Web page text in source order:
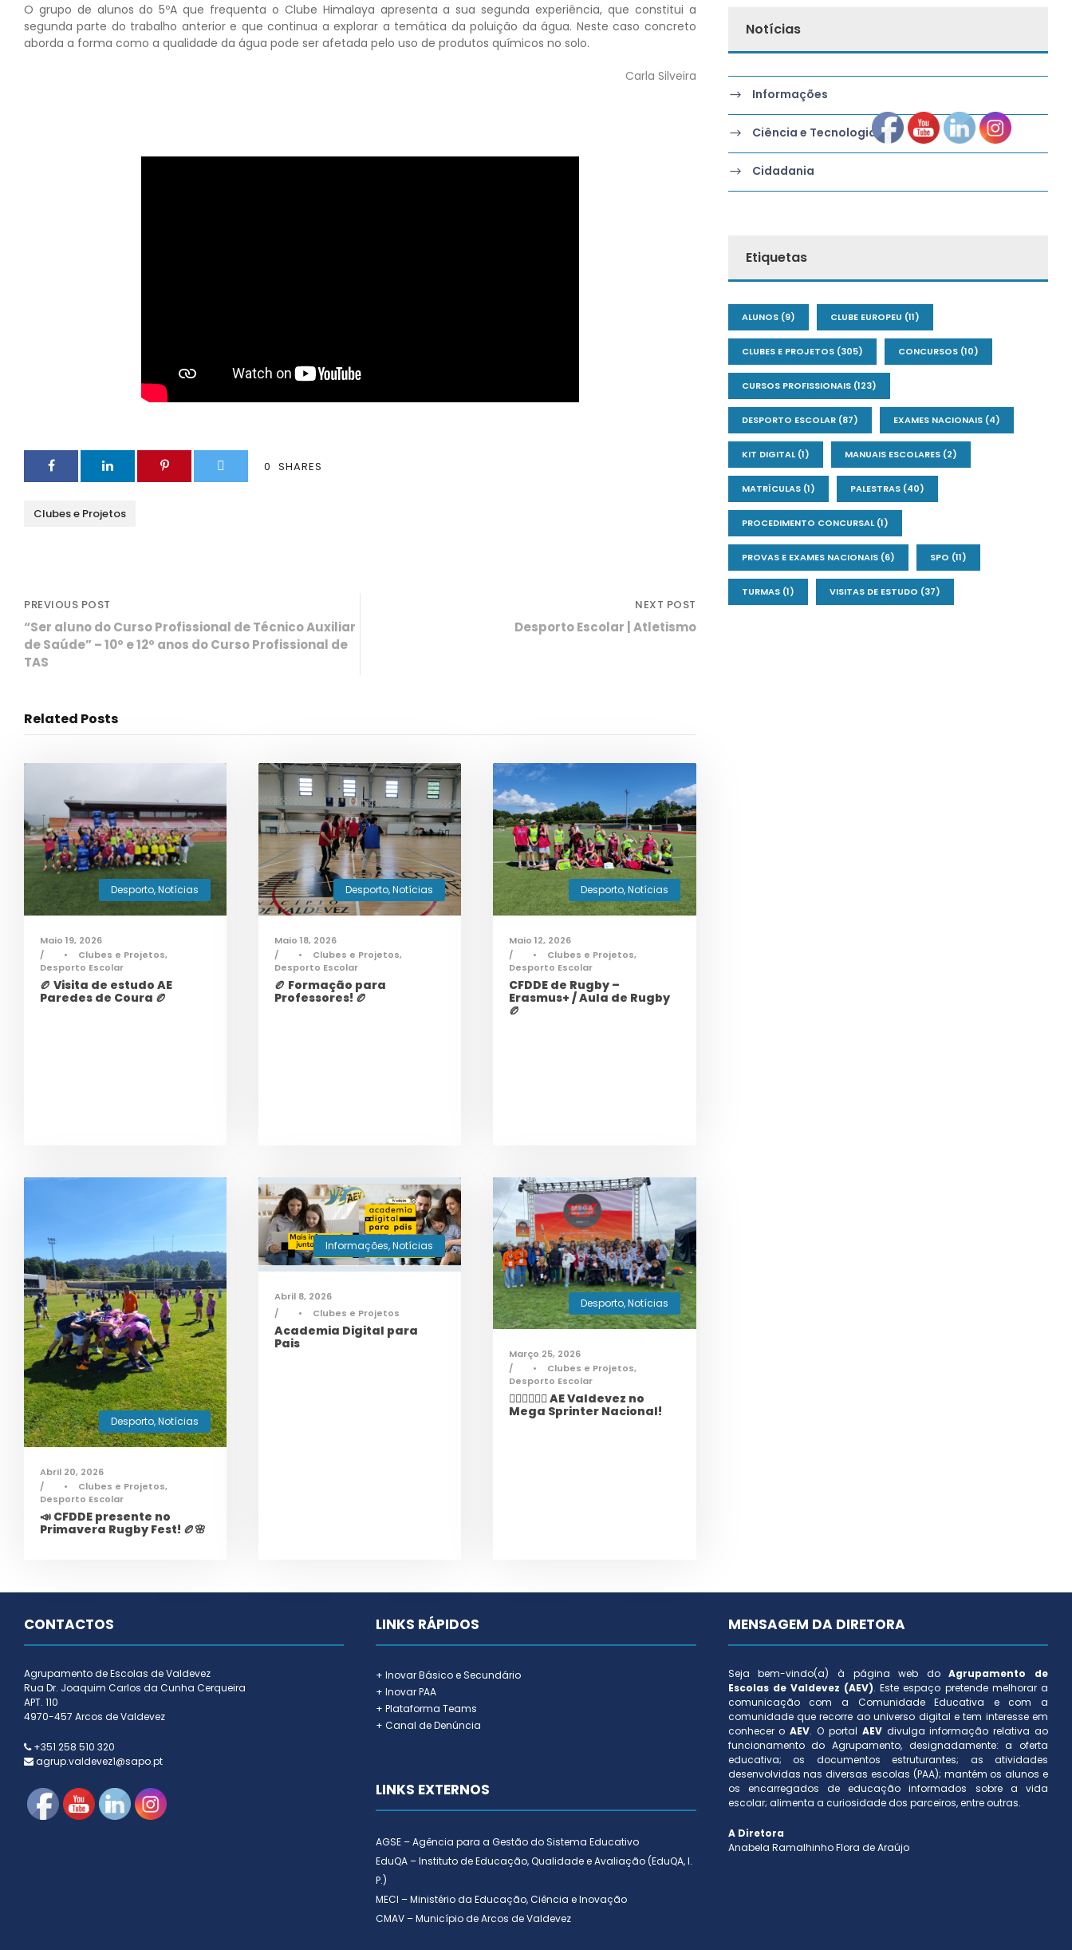
O grupo de alunos do 5ºA que frequenta o Clube Himalaya apresenta a sua segunda experiência, que constitui a
segunda parte do trabalho anterior e que continua a explorar a temática da poluição da água. Neste caso concreto
aborda a forma como a qualidade da água pode ser afetada pelo uso de produtos químicos no solo.
Carla Silveira
0 SHARES
Clubes e Projetos
PREVIOUS POST
“Ser aluno do Curso Profissional de Técnico Auxiliar
de Saúde” – 10º e 12º anos do Curso Profissional de
TAS
NEXT POST
Desporto Escolar | Atletismo
Related Posts
Desporto,Notícias
Maio 19, 2026
•
Clubes e Projetos,
Desporto Escolar
🏉 Visita de estudo AE
Paredes de Coura 🏉
Desporto, Notícias
Maio 18, 2026
•
Clubes e Projetos,
Desporto Escolar
🏉 Formação para
Professores! 🏉
Desporto,Notícias
Maio 12, 2026
•
Clubes e Projetos,
Desporto Escolar
CFDDE de Rugby –
Erasmus+ / Aula de Rugby
🏉
Desporto,Notícias
Abril 20, 2026
•
Clubes e Projetos,
Desporto Escolar
📣 CFDDE presente no
Primavera Rugby Fest! 🏉🌸
Informações, Notícias
Abril 8, 2026
•
Clubes e Projetos
Academia Digital para
Pais
Desporto,Notícias
Março 25, 2026
•
Clubes e Projetos,
Desporto Escolar
🏃‍♀️🏃‍♂️🏃‍♀️ AE Valdevez no
Mega Sprinter Nacional!
Notícias
Informações
Ciência e Tecnologia
Cidadania
Etiquetas
ALUNOS(9) CLUBE EUROPEU (11)
CLUBES E PROJETOS(305) CONCURSOS(10)
CURSOS PROFISSIONAIS(123)
DESPORTO ESCOLAR(87) EXAMES NACIONAIS(4)
KIT DIGITAL(1) MANUAIS ESCOLARES(2)
MATRÍCULAS(1) PALESTRAS(40)
PROCEDIMENTO CONCURSAL(1)
PROVAS E EXAMES NACIONAIS(6) SPO (11)
TURMAS(1) VISITAS DE ESTUDO (37)
CONTACTOS
Agrupamento de Escolas de Valdevez
Rua Dr. Joaquim Carlos da Cunha Cerqueira
APT. 110
4970-457 Arcos de Valdevez
+351 258 510 320
agrup.valdevez1@sapo.pt
LINKS RÁPIDOS
+ Inovar Básico e Secundário
+ Inovar PAA
+ Plataforma Teams
+ Canal de Denúncia
LINKS EXTERNOS
AGSE – Agência para a Gestão do Sistema Educativo
EduQA – Instituto de Educação, Qualidade e Avaliação (EduQA, I.
P.)
MECI – Ministério da Educação, Ciência e Inovação
CMAV – Município de Arcos de Valdevez
MENSAGEM DA DIRETORA
Seja bem-vindo(a) à página web doAgrupamento de
Escolas de Valdevez (AEV). Este espaço pretende melhorar a
comunicação com a Comunidade Educativa e com a
comunidade que recorre ao universo digital e tem interesse em
conhecer oAEV. O portal AEVdivulga informação relativa ao
funcionamento do Agrupamento, designadamente: a oferta
educativa; os documentos estruturantes; as atividades
desenvolvidas nas diversas escolas (PAA); mantém os alunos e
os encarregados de educação informados sobre a vida
escolar; alimenta a curiosidade dos parceiros, entre outras.
A Diretora
Anabela Ramalhinho Flora de Araújo